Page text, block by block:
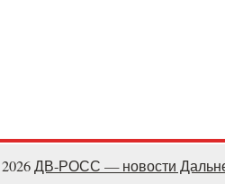
ДВ-РОСС — новости